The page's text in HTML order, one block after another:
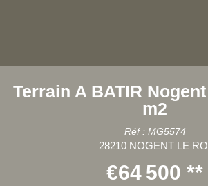
Terrain A BATIR
m2
Réf : MG5574
28210 NOGENT LE
€64 500 **